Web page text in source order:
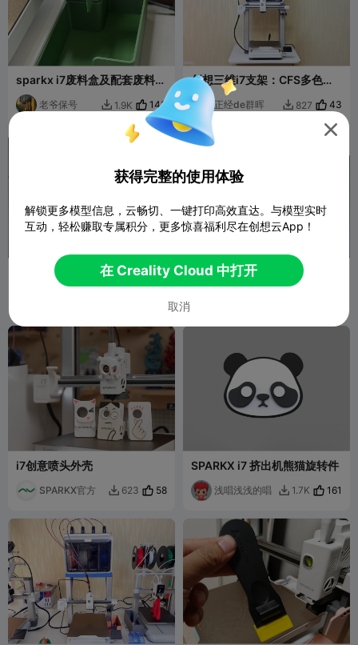
sparkx i7废料盒及配套废料挡
板
老爷保号  1.9K 143
创想三维i7支架：CFS多色盒
子支架（让你的桌面更整洁）
正经de群晖  827 43
i7线缆保护 SPARKX i7 CFS-Lite干燥盒
i7创意喷头外壳
SPARKX官方  623 58
SPARKX i7 挤出机熊猫旋转件
浅唱浅浅的唱  1.7K 161

获得完整的使用体验
解锁更多模型信息，云畅切、一键打印高效直达。与模型实时
互动，轻松赚取专属积分，更多惊喜福利尽在创想云App！
在 Creality Cloud 中打开
取消